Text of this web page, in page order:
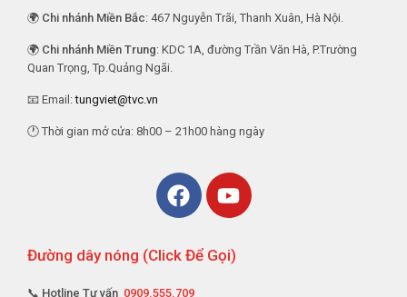
🌍 Chi nhánh Miền Bắc : 467 Nguyễn Trãi, Thanh Xuân, Hà Nội.
🌍 Chi nhánh Miền Trung: KDC 1A, đường Trần Văn Hà, P.Trường
Quan Trọng, Tp.Quảng Ngãi.
📧 Email: tungviet@tvc.vn
🕐 Thời gian mở cửa: 8h00 – 21h00 hàng ngày
Đường dây nóng (Click Để Gọi)